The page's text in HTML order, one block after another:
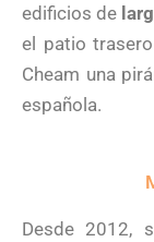
edificios de
el patio
Cheam una
española.
Desde 2012,